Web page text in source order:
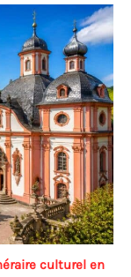
culturel en